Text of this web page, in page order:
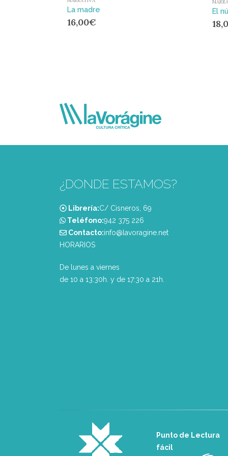
La madre
16,00€
El
¿DONDE ESTAMOS?
Librería:C/ Cisneros, 69
Teléfono:‭942 375 226‬
Contacto:info@lavoragine.net
HORARIOS
De lunes a viernes
de 10 a 13:30h. y de 17:30 a 21h.
Punto de Lectura
fácil